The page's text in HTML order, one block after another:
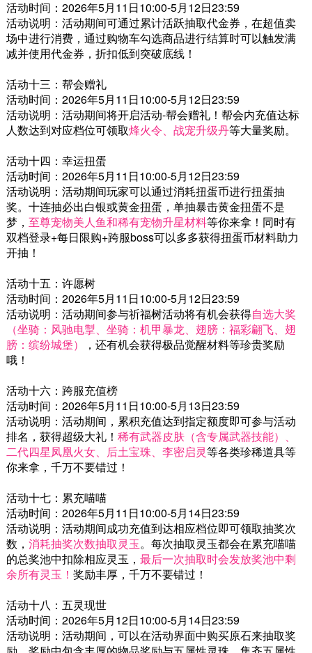
活动时间：2026年5月11日10:00-5月12日23:59
活动说明：活动期间可通过累计活跃抽取代金券，在超值卖
场中进行消费，通过购物车勾选商品进行结算时可以触发满
减并使用代金券，折扣低到突破底线！
活动十三：帮会赠礼
活动时间：2026年5月11日10:00-5月12日23:59
活动说明：活动期间将开启活动-帮会赠礼！帮会内充值达标
人数达到对应档位可领取烽火令、战宠升级丹等大量奖励。
活动十四：幸运扭蛋
活动时间：2026年5月11日10:00-5月12日23:59
活动说明：活动期间玩家可以通过消耗扭蛋币进行扭蛋抽
奖。十连抽必出白银或黄金扭蛋，单抽暴击黄金扭蛋不是
梦， 至尊宠物美人鱼和稀有宠物升星材料等你来拿！同时有
双档登录+每日限购+跨服boss可以多多获得扭蛋币材料助力
开抽！
活动十五：许愿树
活动时间：2026年5月11日10:00-5月12日23:59
活动说明：活动期间参与祈福树活动将有机会获得自选大奖
（坐骑：风驰电掣、坐骑：机甲暴龙、翅膀：福彩翩飞、翅
膀：缤纷城堡）
，还有机会获得极品觉醒材料等珍贵奖励
哦！
活动十六：跨服充值榜
活动时间：2026年5月11日10:00-5月13日23:59
活动说明：活动期间，累积充值达到指定额度即可参与活动
排名，获得超级大礼！ 稀有武器皮肤（含专属武器技能）、
二代四星凤凰火女、后土宝珠、李密启灵等各类珍稀道具等
你来拿，千万不要错过！
活动十七：累充喵喵
活动时间：2026年5月11日10:00-5月14日23:59
活动说明：活动期间成功充值到达相应档位即可领取抽奖次
数， 消耗抽奖次数抽取灵玉。每次抽取灵玉都会在累充喵喵
的总奖池中扣除相应灵玉， 最后一次抽取时会发放奖池中剩
余所有灵玉！ 奖励丰厚，千万不要错过！
活动十八：五灵现世
活动时间：2026年5月12日10:00-5月14日23:59
活动说明：活动期间，可以在活动界面中购买原石来抽取奖